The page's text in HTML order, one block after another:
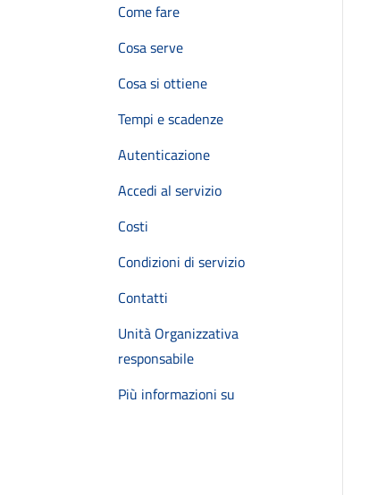
Come fare
Cosa serve
Cosa si ottiene
Tempi e scadenze
Autenticazione
Accedi al servizio
Costi
Condizioni di servizio
Contatti
Unità Organizzativa
responsabile
Più informazioni su